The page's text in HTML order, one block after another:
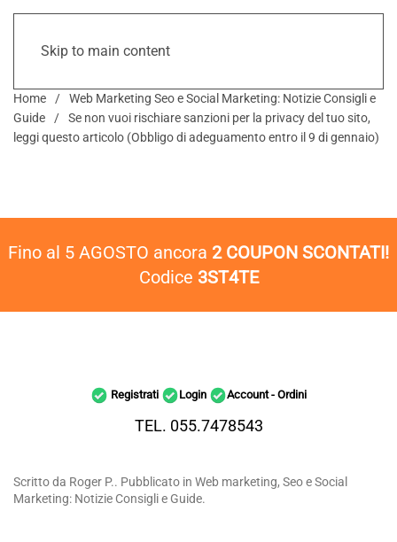
Skip to main content
Home
Web Marketing Seo e Social Marketing: Notizie Consigli e
Guide
Se non vuoi rischiare sanzioni per la privacy del tuo sito,
leggi questo articolo (Obbligo di adeguamento entro il 9 di gennaio)
Fino al 5 AGOSTO ancora 2 COUPON SCONTATI!
Codice 3ST4TE
Registrati Login Account - Ordini
TEL. 055.7478543
Scritto da Roger P.. Pubblicato in Web marketing, Seo e Social
Marketing: Notizie Consigli e Guide.